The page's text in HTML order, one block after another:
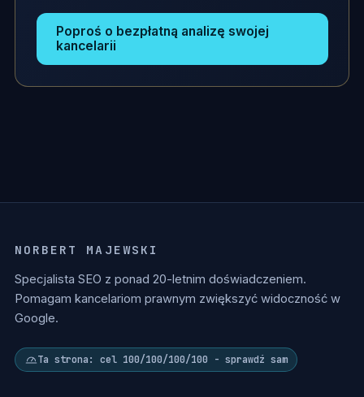
Poproś o bezpłatną analizę swojej
kancelarii
NORBERT MAJEWSKI
Specjalista SEO z ponad 20-letnim doświadczeniem.
Pomagam kancelariom prawnym zwiększyć widoczność w
Google.
Ta strona: cel 100/100/100/100 - sprawdź sam